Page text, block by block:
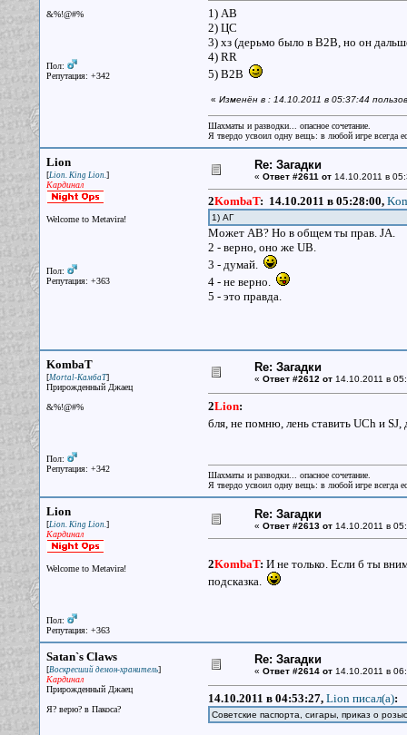
&%!@#%
Пол:
Репутация: +342
1) АВ
2) ЦС
3) хз (дерьмо было в B2B, но он
4) RR
5) B2B
« Изменён в : 14.10.2011 в 05:37:44
Шахматы и разводки... опасное сочетание.
Я твердо усвоил одну вещь: в любой игре всегда
Lion
[Lion. King Lion.]
Кардинал
Welcome to Metavira!
Пол:
Репутация: +363
Re: Загадки
« Ответ #2611 от14.10.2011 в
2KombaT: 14.10.2011 в 05:28:00,
1) АГ
Может АВ? Но в общем ты прав. JA.
2 - верно, оно же UB.
3 - думай.
4 - не верно.
5 - это правда.
KombaT
[Mortal-КамбаТ]
Прирожденный Джаец
&%!@#%
Пол:
Репутация: +342
Re: Загадки
« Ответ #2612 от14.10.2011 в
2Lion:
бля, не помню, лень ставить UCh и
Шахматы и разводки... опасное сочетание.
Я твердо усвоил одну вещь: в любой игре всегда
Lion
[Lion. King Lion.]
Кардинал
Welcome to Metavira!
Пол:
Репутация: +363
Re: Загадки
« Ответ #2613 от14.10.2011 в
2KombaT: И не только. Если б ты
подсказка.
Satan`s Claws
[Воскресший демон-хранитель]
Кардинал
Прирожденный Джаец
Я? верю? в Пакоса?
Re: Загадки
« Ответ #2614 от14.10.2011 в
14.10.2011 в 04:53:27, Lion писал(a):
Советские паспорта, сигары, приказ о